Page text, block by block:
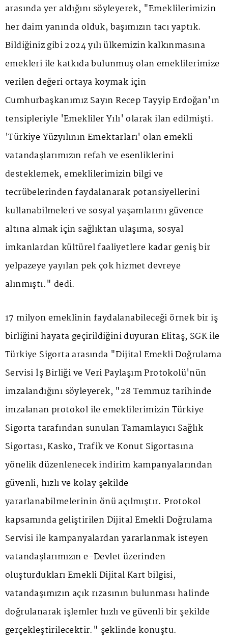
arasında yer aldığını söyleyerek, "Emeklilerimizin
her daim yanında olduk, başımızın tacı yaptık.
Bildiğiniz gibi 2024 yılı ülkemizin kalkınmasına
emekleri ile katkıda bulunmuş olan emeklilerimize
verilen değeri ortaya koymak için
Cumhurbaşkanımız Sayın Recep Tayyip Erdoğan'ın
tensipleriyle 'Emekliler Yılı' olarak ilan edilmişti.
'Türkiye Yüzyılının Emektarları' olan emekli
vatandaşlarımızın refah ve esenliklerini
desteklemek, emeklilerimizin bilgi ve
tecrübelerinden faydalanarak potansiyellerini
kullanabilmeleri ve sosyal yaşamlarını güvence
altına almak için sağlıktan ulaşıma, sosyal
imkanlardan kültürel faaliyetlere kadar geniş bir
yelpazeye yayılan pek çok hizmet devreye
alınmıştı." dedi.
17 milyon emeklinin faydalanabileceği örnek bir iş
birliğini hayata geçirildiğini duyuran Elitaş, SGK ile
Türkiye Sigorta arasında "Dijital Emekli Doğrulama
Servisi İş Birliği ve Veri Paylaşım Protokolü'nün
imzalandığını söyleyerek, "28 Temmuz tarihinde
imzalanan protokol ile emeklilerimizin Türkiye
Sigorta tarafından sunulan Tamamlayıcı Sağlık
Sigortası, Kasko, Trafik ve Konut Sigortasına
yönelik düzenlenecek indirim kampanyalarından
güvenli, hızlı ve kolay şekilde
yararlanabilmelerinin önü açılmıştır. Protokol
kapsamında geliştirilen Dijital Emekli Doğrulama
Servisi ile kampanyalardan yararlanmak isteyen
vatandaşlarımızın e-Devlet üzerinden
oluşturdukları Emekli Dijital Kart bilgisi,
vatandaşımızın açık rızasının bulunması halinde
doğrulanarak işlemler hızlı ve güvenli bir şekilde
gerçekleştirilecektir." şeklinde konuştu.